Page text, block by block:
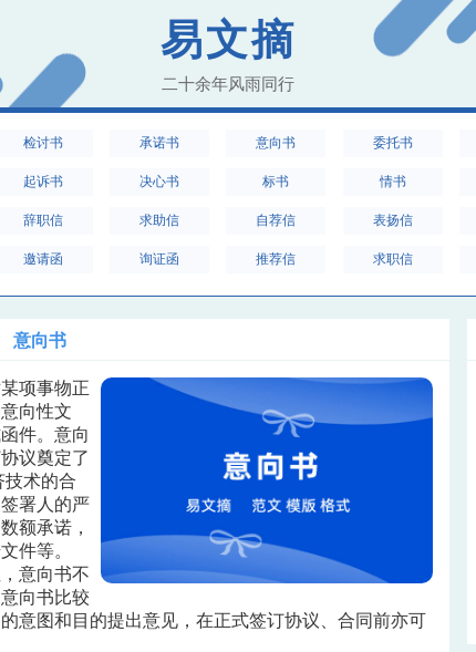
易文摘
二十余年风雨同行
检讨书 承诺书 意向书 委托书
起诉书 决心书 标书 情书
辞职信 求助信 自荐信 表扬信
邀请函 询证函 推荐信 求职信
意向书
项事物正
向性文
件。意向
议奠定了
技术的合
署人的严
额承诺，
件等。
意向书不
向书比较
意图和目的提出意见，在正式签订协议、合同前亦可